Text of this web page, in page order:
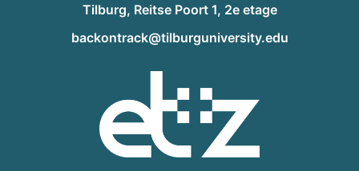
Tilburg, Reitse Poort 1, 2e etage
backontrack@tilburguniversity.edu